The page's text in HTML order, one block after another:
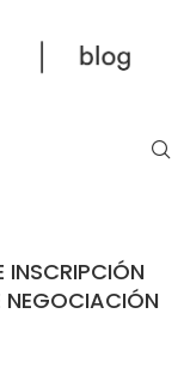
NEGOCIACIÓN